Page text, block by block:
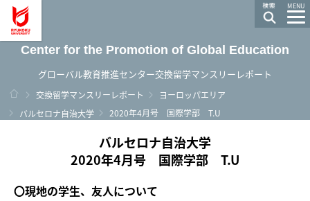
MENU
Center for the Promotion of Global Education
グローバル教育推進センター交換留学マンスリーレポート
ホーム
交換留学マンスリーレポート
ヨーロッパエリア
バルセロナ自治大学
2020年4月号 国際学部 T.U
バルセロナ自治大学
2020年4月号 国際学部 T.U
〇現地の学生、友人について